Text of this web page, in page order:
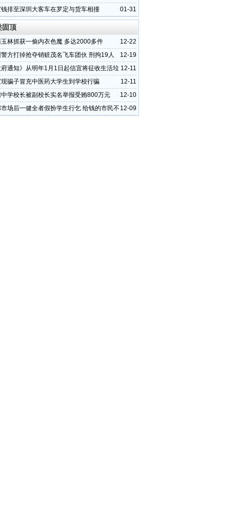
01-31
排至深圳大客车在罗定与货车相撞
固顶
12-22
玉林抓获一偷内衣色魔 多达2000多件
12-19
警方打掉抢夺销赃茂名飞车团伙 刑拘19人
12-11
府通知》从明年1月1日起信宜将征收生活垃
费
12-11
骗子冒充中医药大学生到学校行骗
12-10
学校长被副校长实名举报受贿800万元
12-09
市场后一健全者假扮学生行乞 给钱的市民不